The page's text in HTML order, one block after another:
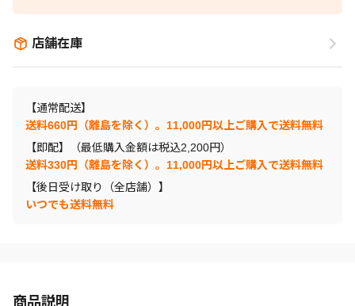
店舗在庫
【通常配送】
送料660円（離島を除く）。11,000円以上ご購入で送料無料
【即配】（最低購入金額は税込2,200円）
送料330円（離島を除く）。11,000円以上ご購入で送料無料
【後日受け取り（全店舗）】
いつでも送料無料
商品説明